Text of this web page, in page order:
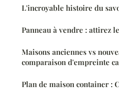
L'incroyable histoire du
Panneau à vendre : attirez
Maisons anciennes vs
comparaison d'empreinte
Plan de maison container :